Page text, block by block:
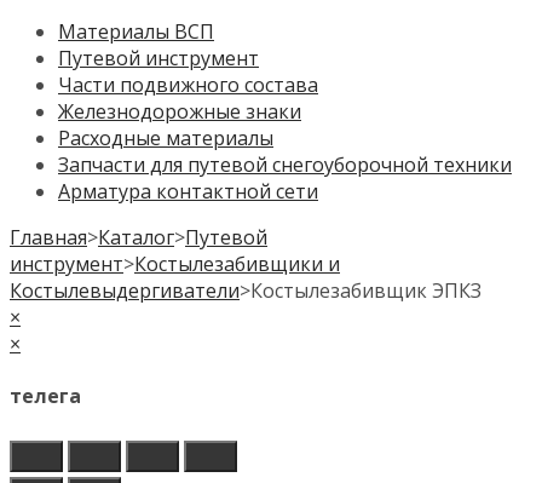
Материалы ВСП
Путевой инструмент
Части подвижного состава
Железнодорожные знаки
Расходные материалы
Запчасти для путевой снегоуборочной техники
Арматура контактной сети
Главная>Каталог>Путевой
инструмент>Костылезабивщики и
Костылевыдергиватели>Костылезабивщик ЭПКЗ
×
×
телега